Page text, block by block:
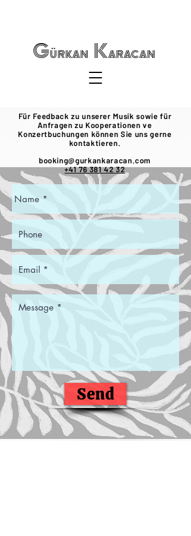
Gürkan Karacan
Für Feedback zu unserer Musik sowie für
Anfragen zu Kooperationen ve
Konzertbuchungen können Sie uns gerne
kontaktieren.
booking@gurkankaracan.com
+41 76 381 42 32
Send